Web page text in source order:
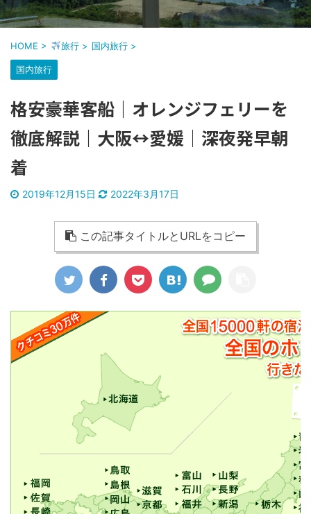
HOME > 旅行 > 国内旅行 >
国内旅行
格安豪華客船｜オレンジフェリーを
徹底解説｜大阪↔愛媛│深夜発早朝
着
2019年12月15日 2022年3月17日
この記事タイトルとURLをコピー